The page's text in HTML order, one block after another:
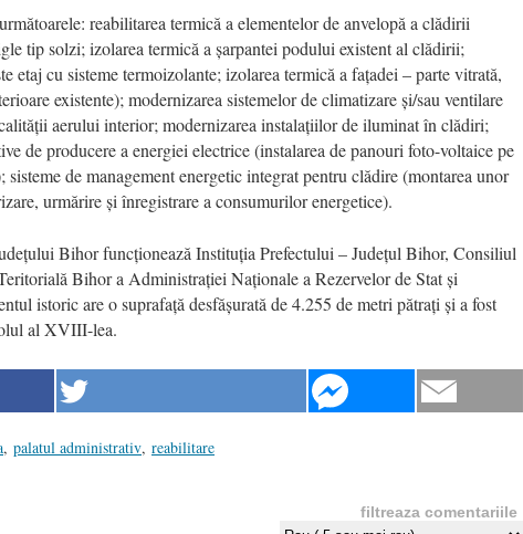
reabilitarea termică a elementelor de anvelopă a clădirii
tip solzi; izolarea termică a șarpantei podului existent al clădirii;
etaj cu sisteme termoizolante; izolarea termică a fațadei – parte vitrată,
existente); modernizarea sistemelor de climatizare și/sau ventilare
aerului interior; modernizarea instalațiilor de iluminat în clădiri;
de producere a energiei electrice (instalarea de panouri foto-voltaice pe
de management energetic integrat pentru clădire (montarea unor
urmărire și înregistrare a consumurilor energetice).
Bihor funcționează Instituția Prefectului – Județul Bihor, Consiliul
Bihor a Administrației Naționale a Rezervelor de Stat și
istoric are o suprafață desfășurată de 4.255 de metri pătrați și a fost
al XVIII-lea.
, palatul administrativ, reabilitare
filtreaza comentariile